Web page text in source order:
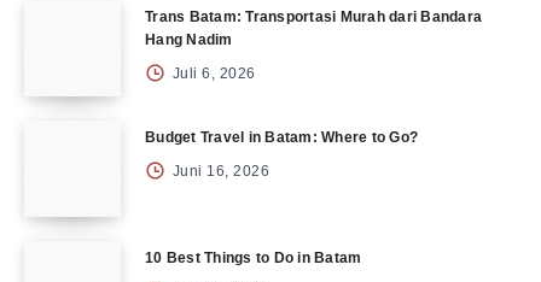
Trans Batam: Transportasi Murah dari Bandara
Hang Nadim
Juli 6, 2026
Budget Travel in Batam: Where to Go?
Juni 16, 2026
10 Best Things to Do in Batam